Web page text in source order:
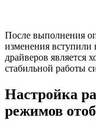
После выполнения
изменения вступили
драйверов является
стабильной работы
Настройка
режимов